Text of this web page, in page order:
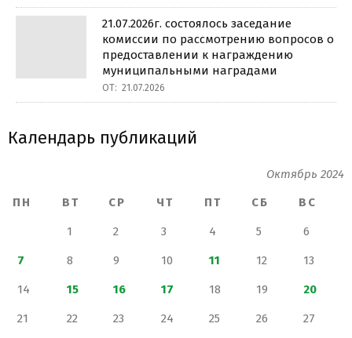
21.07.2026г. состоялось заседание
комиссии по рассмотрению вопросов о
предоставлении к награждению
муниципальными наградами
ОТ: 21.07.2026
Календарь публикаций
Октябрь 2024
ПН
ВТ СР ЧТ ПТ СБ ВС
1 2 3 4 5 6
7 8 9 10 11 12 13
14 15 16 17 18 19 20
21 22 23 24 25 26 27